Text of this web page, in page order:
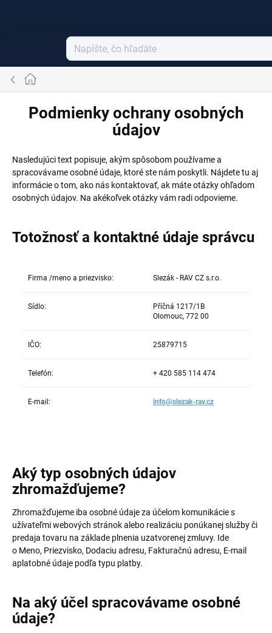
Domov
Podmienky ochrany osobných
údajov
Nasledujúci text popisuje, akým spôsobom používame a
spracovávame osobné údaje, ktoré ste nám poskytli. Nájdete tu aj
informácie o tom, ako nás kontaktovať, ak máte otázky ohľadom
osobných údajov. Na akékoľvek otázky vám radi odpovieme.
Totožnosť a kontaktné údaje správcu
Firma /meno a priezvisko: Slezák - RAV CZ s.r.o.
Sídlo:
Příčná 1217/1B
Olomouc, 772 00
IČO: 25879715
Telefón: + 420 585 114 474
E-mail: info@slezak-rav.cz
Aký typ osobných údajov
zhromažďujeme?
Zhromažďujeme iba osobné údaje za účelom komunikácie s
užívateľmi webových stránok alebo realizáciu ponúkanej služby či
predaja tovaru na základe plnenia uzatvorenej zmluvy. Ide
o Meno, Priezvisko, Dodaciu adresu, Fakturačnú adresu, E-mail
aplatobné údaje podľa typu platby.
Na aký účel spracovávame osobné
údaje?